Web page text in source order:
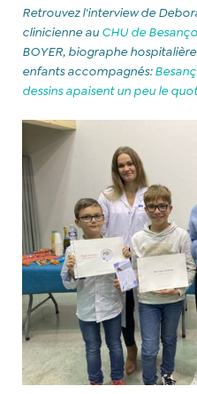
Retrouvez l'interview de
clinicienne au CHU de
BOYER, biographe
enfants accompagnés:
dessins apaisent un peu le